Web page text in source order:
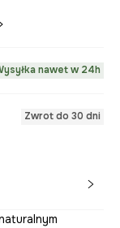
nawet w 24h
Zwrot do 30 dni